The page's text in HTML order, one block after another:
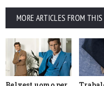
MORE ARTICLES FROM